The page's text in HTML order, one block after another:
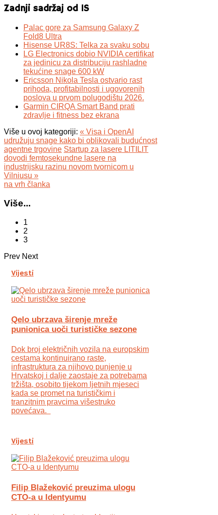
Zadnji sadržaj od IS
Palac gore za Samsung Galaxy Z
Fold8 Ultra
Hisense UR8S: Telka za svaku sobu
LG Electronics dobio NVIDIA certifikat
za jedinicu za distribuciju rashladne
tekućine snage 600 kW
Ericsson Nikola Tesla ostvario rast
prihoda, profitabilnosti i ugovorenih
poslova u prvom polugodištu 2026.
Garmin CIRQA Smart Band prati
zdravlje i fitness bez ekrana
Više u ovoj kategoriji: « Visa i OpenAI
udružuju snage kako bi oblikovali budućnost
agentne trgovine Startup za lasere LITILIT
dovodi femtosekundne lasere na
industrijsku razinu novom tvornicom u
Vilniusu »
na vrh članka
Više...
1
2
3
Prev Next
Vijesti
Qelo ubrzava širenje mreže
punionica uoči turističke sezone
Dok broj električnih vozila na europskim
cestama kontinuirano raste,
infrastruktura za njihovo punjenje u
Hrvatskoj i dalje zaostaje za potrebama
tržišta, osobito tijekom ljetnih mjeseci
kada se promet na turističkim i
tranzitnim pravcima višestruko
povećava.
Vijesti
Filip Blažeković preuzima ulogu
CTO-a u Identyumu